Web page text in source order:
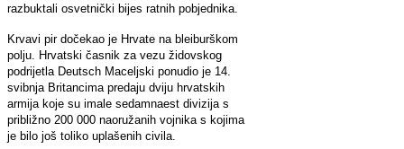
razbuktali osvetnički bijes ratnih pobjednika.
Krvavi pir dočekao je Hrvate na bleiburškom
polju. Hrvatski časnik za vezu židovskog
podrijetla Deutsch Maceljski ponudio je 14.
svibnja Britancima predaju dviju hrvatskih
armija koje su imale sedamnaest divizija s
približno 200 000 naoružanih vojnika s kojima
je bilo još toliko uplašenih civila.